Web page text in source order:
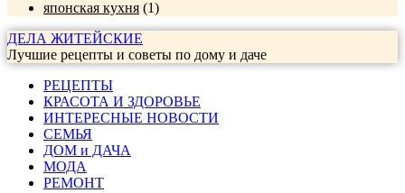
японская кухня (1)
ДЕЛА ЖИТЕЙСКИЕ
Лучшие рецепты и советы по дому и даче
РЕЦЕПТЫ
КРАСОТА И ЗДОРОВЬЕ
ИНТЕРЕСНЫЕ НОВОСТИ
СЕМЬЯ
ДОМ и ДАЧА
МОДА
РЕМОНТ